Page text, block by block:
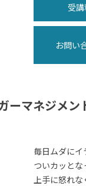
受
お問い
ーマネジメン
毎日ムダにイ
ついカッとな
上手に怒れな